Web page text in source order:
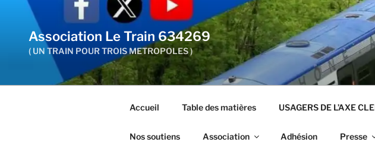
contenu
principal
Association Le Train 634269
( UN TRAIN POUR TROIS METROPOLES )
Accueil Table des matières USAGERS DE L’AXE
Nos soutiens Association Adhésion Presse